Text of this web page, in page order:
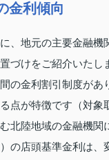
金利傾向
、地元の主要金融
づけをご紹介いたし
の金利割引制度が
点が特徴です（対象
北陸地域の金融機
の店頭基準金利は